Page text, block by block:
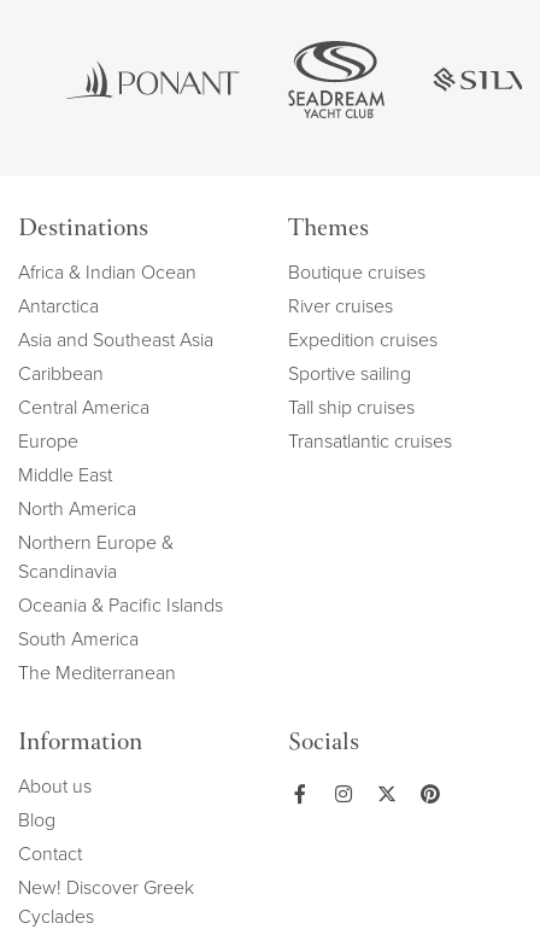
Destinations
Africa & Indian Ocean
Antarctica
Asia and Southeast Asia
Caribbean
Central America
Europe
Middle East
North America
Northern Europe &
Scandinavia
Oceania & Pacific Islands
South America
The Mediterranean
Themes
Boutique cruises
River cruises
Expedition cruises
Sportive sailing
Tall ship cruises
Transatlantic cruises
Information
About us
Blog
Contact
New! Discover Greek
Cyclades
Socials